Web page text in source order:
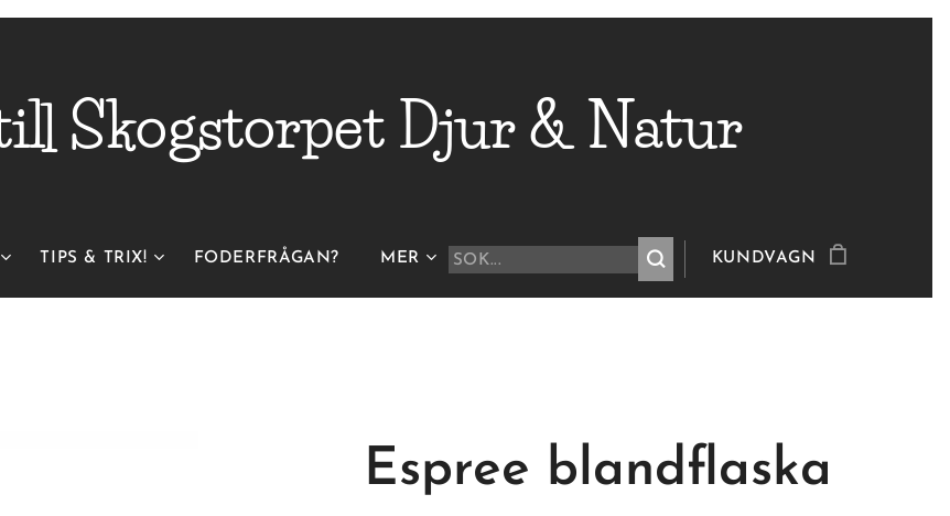
Skogstorpet Djur & Natur
TIPS & TRIX! FODERFRÅGAN? MER KUNDVAGN
Espree blandflaska